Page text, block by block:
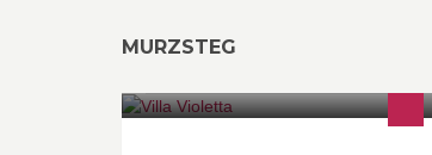
MURZSTEG